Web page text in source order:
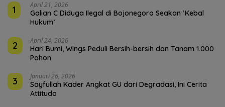
1
April 21, 2026
Galian C Diduga Ilegal di Bojonegoro Seakan ‘Kebal
Hukum’
2 April 24, 2026
Hari Bumi, Wings Peduli Bersih-bersih dan Tanam 1.000
Pohon
3 Januari 26, 2026
Sayfullah Kader Angkat GU dari Degradasi, Ini Cerita
Attitudo